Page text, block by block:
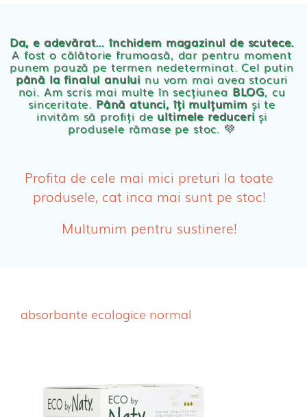
Servetele umede ecologice
Cosmetice BEBE
Olita Bio Naty
PRODUSE FEMEI
Absorbante Post-Natale
Absorbante Incontinenta Urinara
Da, e adevărat… închidem magazinul de scutece.
A fost o călătorie frumoasă, dar pentru moment
punem pauză pe termen nedeterminat. Cel putin
până la finalul anului nu vom mai avea stocuri
noi. Am scris mai multe în secțiunea BLOG, cu
sinceritate. Până atunci, îți mulțumimși te
invităm să profiți de ultimele reduceriși
produsele rămase pe stoc. 💛
Profita de cele mai mici preturi la toate
produsele, cat inca mai sunt pe stoc!
Multumim pentru sustinere!
absorbante ecologice normal